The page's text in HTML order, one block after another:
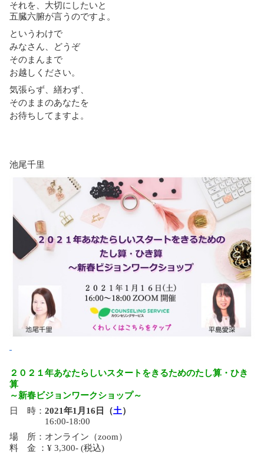
それを、大切にしたいと
五臓六腑が言うのですよ。
というわけで
みなさん、どうぞ
そのまんまで
お越しください。
気張らず、繕わず、
そのままのあなたを
お待ちしてますよ。
池尾千里
２０２１年あなたらしいスタートをきるためのたし算・ひき
算
～新春ビジョンワークショップ～
日 時： 2021年1月16日（土）
16:00-18:00
場 所：オンライン（zoom）
料 金 ：¥ 3,300- (税込)